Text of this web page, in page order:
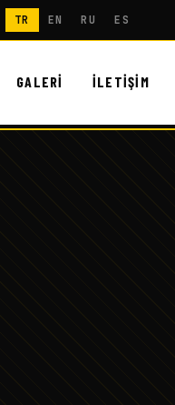
TR EN RU ES
GALERI İLETIŞIM